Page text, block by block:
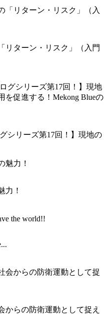
リターン・リスク」（入門
シリーズ第17回！】現地の
力！
からの防衛運動として捉え